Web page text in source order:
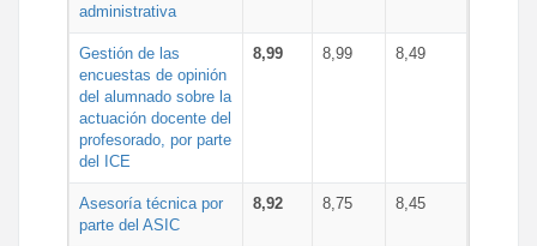
administrativa
Gestión de las
encuestas de opinión
del alumnado sobre la
actuación docente del
profesorado, por parte
del ICE
8,99 8,99 8,49
Asesoría técnica por
parte del ASIC
8,92 8,75 8,45